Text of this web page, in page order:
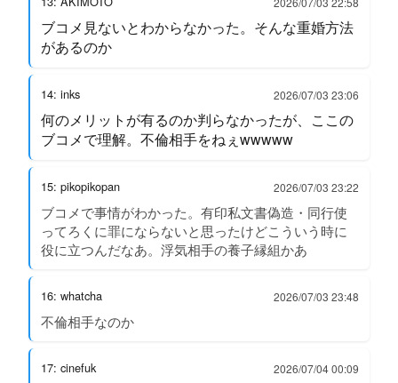
ブコメ見ないとわからなかった。そんな重婚方法
があるのか
14: inks 2026/07/03 23:06
何のメリットが有るのか判らなかったが、ここの
ブコメで理解。不倫相手をねぇwwwww
15: pikopikopan 2026/07/03 23:22
ブコメで事情がわかった。有印私文書偽造・同行使
ってろくに罪にならないと思ったけどこういう時に
役に立つんだなあ。浮気相手の養子縁組かあ
16: whatcha 2026/07/03 23:48
不倫相手なのか
17: cinefuk 2026/07/04 00:09